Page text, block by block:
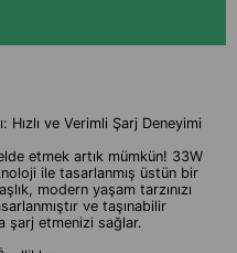
Hızlı ve Verimli Şarj Deneyimi
etmek artık mümkün! 33W
ile tasarlanmış üstün bir
modern yaşam tarzınızı
ve taşınabilir
şarj etmenizi sağlar.